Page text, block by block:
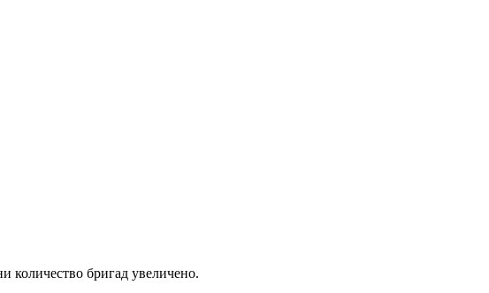
бригад увеличено.